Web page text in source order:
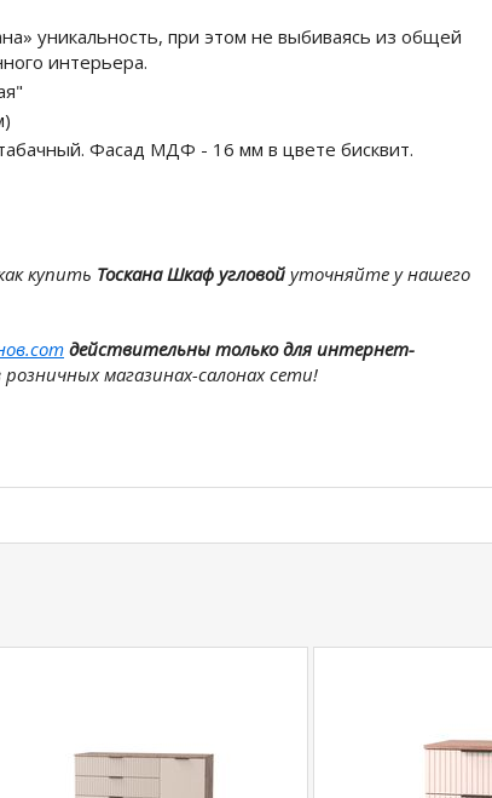
уникальность, при этом не выбиваясь из общей
интерьера.
Фасад МДФ - 16 мм в цвете бисквит.
купить Тоскана Шкаф угловой уточняйте у нашего
действительны только для интернет-
магазинах-салонах сети!